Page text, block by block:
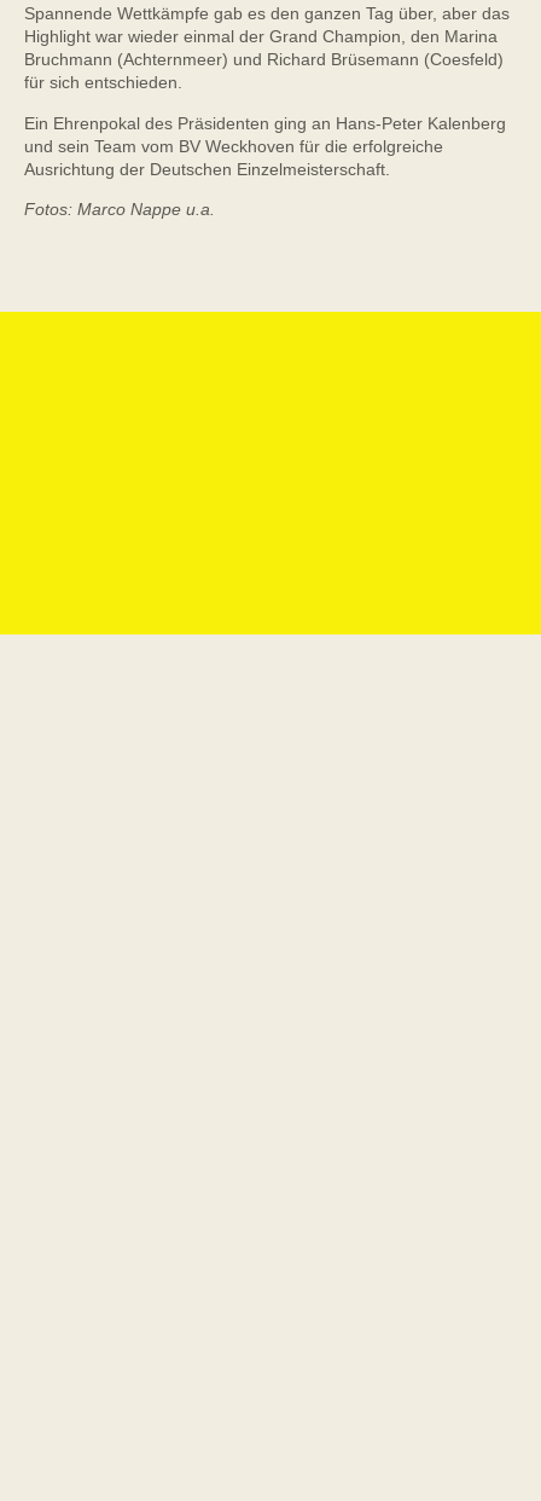
Spannende Wettkämpfe gab es den ganzen Tag über, aber das
Highlight war wieder einmal der Grand Champion, den Marina
Bruchmann (Achternmeer) und Richard Brüsemann (Coesfeld)
für sich entschieden.
Ein Ehrenpokal des Präsidenten ging an Hans-Peter Kalenberg
und sein Team vom BV Weckhoven für die erfolgreiche
Ausrichtung der Deutschen Einzelmeisterschaft.
Fotos: Marco Nappe u.a.